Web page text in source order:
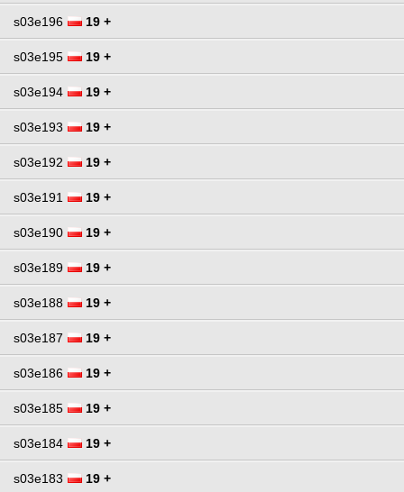
s03e196 19 +
s03e195 19 +
s03e194 19 +
s03e193 19 +
s03e192 19 +
s03e191 19 +
s03e190 19 +
s03e189 19 +
s03e188 19 +
s03e187 19 +
s03e186 19 +
s03e185 19 +
s03e184 19 +
s03e183 19 +